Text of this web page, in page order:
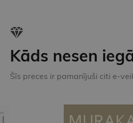
Kāds nesen
Šīs preces ir pamanījuši citi e-